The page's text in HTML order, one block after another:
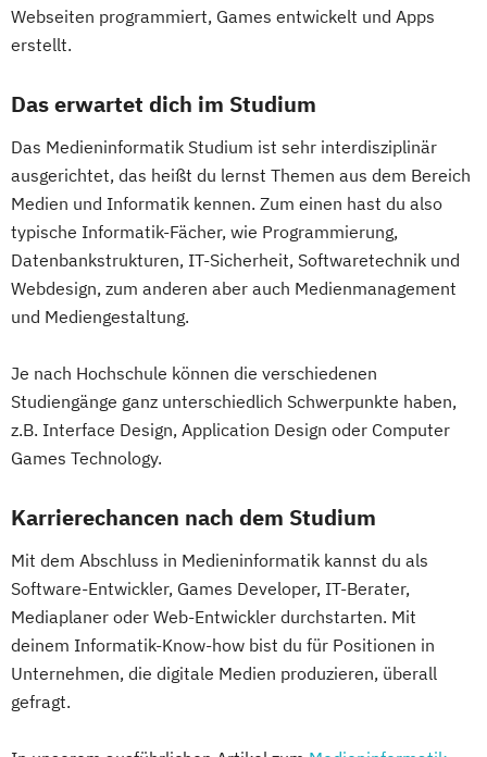
Webseiten programmiert, Games entwickelt und Apps
erstellt.
Das erwartet dich im Studium
Das Medieninformatik Studium ist sehr interdisziplinär
ausgerichtet, das heißt du lernst Themen aus dem Bereich
Medien und Informatik kennen. Zum einen hast du also
typische Informatik-Fächer, wie Programmierung,
Datenbankstrukturen, IT-Sicherheit, Softwaretechnik und
Webdesign, zum anderen aber auch Medienmanagement
und Mediengestaltung.
Je nach Hochschule können die verschiedenen
Studiengänge ganz unterschiedlich Schwerpunkte haben,
z.B. Interface Design, Application Design oder Computer
Games Technology.
Karrierechancen nach dem Studium
Mit dem Abschluss in Medieninformatik kannst du als
Software-Entwickler, Games Developer, IT-Berater,
Mediaplaner oder Web-Entwickler durchstarten. Mit
deinem Informatik-Know-how bist du für Positionen in
Unternehmen, die digitale Medien produzieren, überall
gefragt.